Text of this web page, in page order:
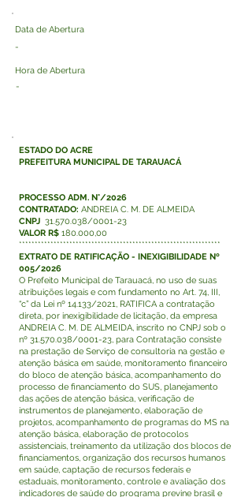
Data de Abertura
-
Hora de Abertura
-
ESTADO DO ACRE
PREFEITURA MUNICIPAL DE TARAUACÁ
PROCESSO ADM. N°/2026
CONTRATADO: ANDREIA C. M. DE ALMEIDA
CNPJ 31.570.038/0001-23
VALOR R$ 180.000,00
****************************************************************
EXTRATO DE RATIFICAÇÃO - INEXIGIBILIDADE Nº
005/2026
O Prefeito Municipal de Tarauacá, no uso de suas
atribuições legais e com fundamento no Art. 74, III,
“c” da Lei nº 14.133/2021, RATIFICA a contratação
direta, por inexigibilidade de licitação, da empresa
ANDREIA C. M. DE ALMEIDA, inscrito no CNPJ sob o
nº 31.570.038/0001-23, para Contratação consiste
na prestação de Serviço de consultoria na gestão e
atenção básica em saúde, monitoramento financeiro
do bloco de atenção básica, acompanhamento do
processo de financiamento do SUS, planejamento
das ações de atenção básica, verificação de
instrumentos de planejamento, elaboração de
projetos, acompanhamento de programas do MS na
atenção básica, elaboração de protocolos
assistenciais, treinamento da utilização dos blocos de
financiamentos, organização dos recursos humanos
em saúde, captação de recursos federais e
estaduais, monitoramento, controle e avaliação dos
indicadores de saúde do programa previne brasil e